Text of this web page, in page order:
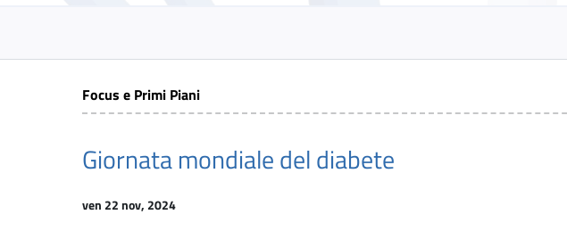
Focus e Primi Piani
Giornata mondiale del diabete
ven 22 nov, 2024